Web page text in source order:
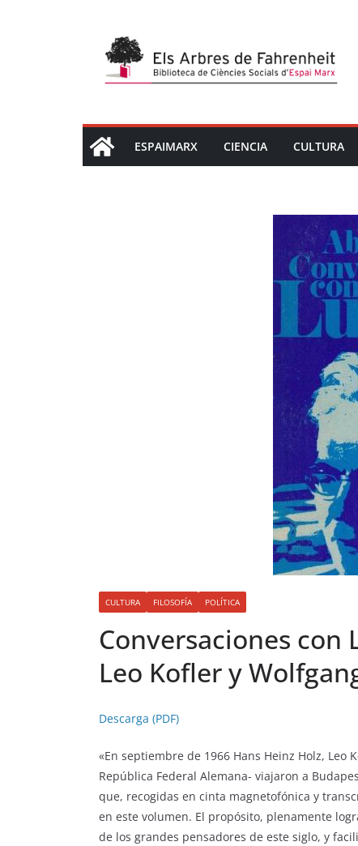
ESPAIMARX CIENCIA CULTURA
CULTURA FILOSOFÍA POLÍTICA
Conversaciones con
Leo Kofler y
Descarga (PDF)
«En septiembre de 1966 Hans Heinz Holz,
República Federal Alemana- viajaron a
que, recogidas en cinta magnetofónica y
en este volumen. El propósito, plenamente
de los grandes pensadores de este siglo, y